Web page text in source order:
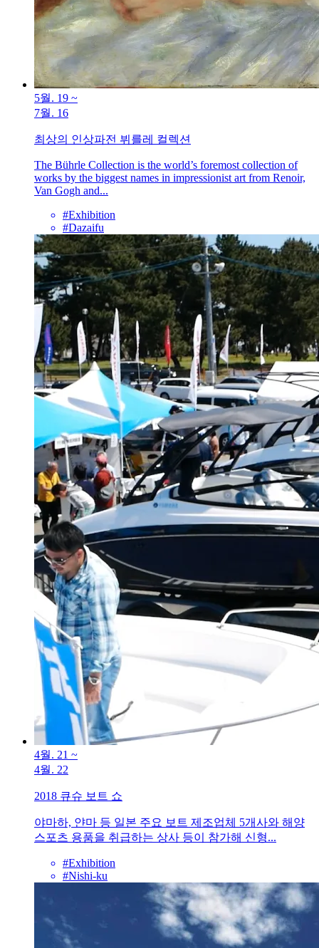
5월. 19 ~
7월. 16
최상의 인상파전 뷔를레 컬렉션
The Bührle Collection is the world’s foremost collection of
works by the biggest names in impressionist art from Renoir,
Van Gogh and...
#Exhibition
#Dazaifu
4월. 21 ~
4월. 22
2018 큐슈 보트 쇼
야마하, 얀마 등 일본 주요 보트 제조업체 5개사와 해양
스포츠 용품을 취급하는 상사 등이 참가해 신형...
#Exhibition
#Nishi-ku